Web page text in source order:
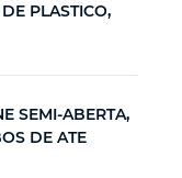
PLASTICO,
SEMI-ABERTA,
DE ATE